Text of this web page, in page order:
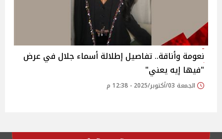
نعومة وأناقة.. تفاصيل إطلالة أسماء جلال في عرض
"فيها إيه يعني"
الجمعة 03/أكتوبر/2025 - 12:38 م